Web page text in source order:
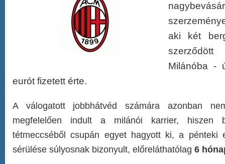
aki két
Milánóba -
eurót fizetett érte.
A válogatott jobbhátvéd számára azonban
megfelelően indult a milánói karrier, hiszen
tétmeccséből csupán egyet hagyott ki, a pénteki
sérülése súlyosnak bizonyult, előreláthatólag 6